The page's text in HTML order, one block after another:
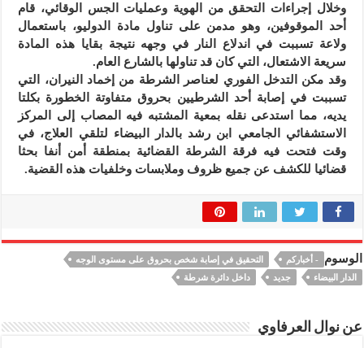
وخلال إجراءات التحقق من الهوية وعمليات الجس الوقائي، قام
أحد الموقوفين، وهو مدمن على تناول مادة الدوليو، باستعمال
ولاعة تسببت في اندلاع النار في وجهه نتيجة بقايا هذه المادة
سريعة الاشتعال، التي كان قد تناولها بالشارع العام.
وقد مكن التدخل الفوري لعناصر الشرطة من إخماد النيران، التي
تسببت في إصابة أحد الشرطيين بحروق متفاوتة الخطورة بكلتا
يديه، مما استدعى نقله بمعية المشتبه فيه المصاب إلى المركز
الاستشفائي الجامعي ابن رشد بالدار البيضاء لتلقي العلاج، في
وقت فتحت فيه فرقة الشرطة القضائية بمنطقة أمن أنفا بحثا
قضائيا للكشف عن جميع ظروف وملابسات وخلفيات هذه القضية.
الوسوم - أخباركم
التحقيق في إصابة شخص بحروق على مستوى الوجه
الدار البيضاء
جديد داخل دائرة شرطة
عن نوال العرفاوي